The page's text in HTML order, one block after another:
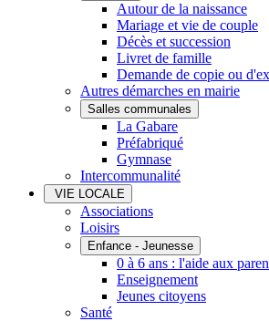
Autour de la naissance
Mariage et vie de couple
Décès et succession
Livret de famille
Demande de copie ou
Autres démarches en mairie
Salles communales
La Gabare
Préfabriqué
Gymnase
Intercommunalité
VIE LOCALE
Associations
Loisirs
Enfance - Jeunesse
0 à 6 ans : l'aide aux
Enseignement
Jeunes citoyens
Santé